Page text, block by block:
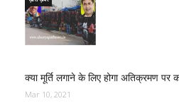
क्या मूर्ति लगाने के लिए होगा अतिक्रमण पर
Mar 10, 2021